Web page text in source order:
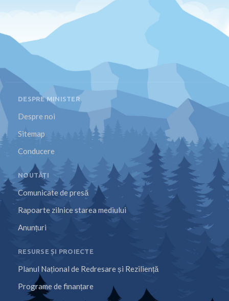
DESPRE MINISTER
Despre noi
Sitemap
Conducere
NOUTĂȚI
Comunicate de presă
Rapoarte zilnice starea mediului
Anunțuri
RESURSE ȘI PROIECTE
Planul Național de Redresare și Reziliență
Programe de finanțare